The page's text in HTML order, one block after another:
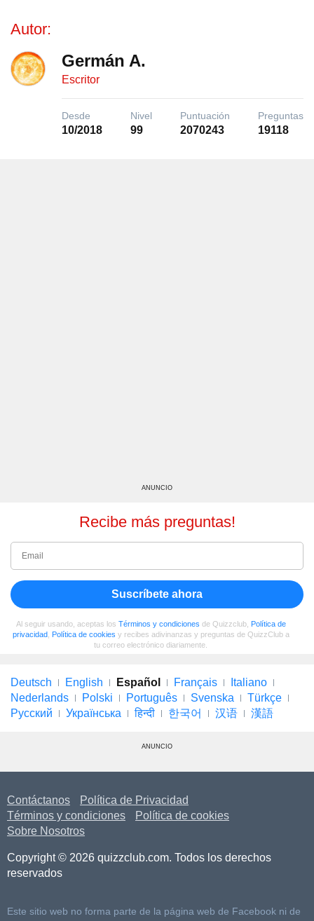
Autor:
Germán A.
Escritor
Desde
10/2018
Nivel
99
Puntuación
2070243
Preguntas
19118
ANUNCIO
Recibe más preguntas!
Suscríbete ahora
Al seguir usando, aceptas los Términos y condiciones de Quizzclub, Política de
privacidad, Política de cookies y recibes adivinanzas y preguntas de QuizzClub a
tu correo electrónico diariamente.
Deutsch English Español Français
Italiano
Nederlands
Polski Português Svenska
Türkçe
Русский
Українська हिन्दी 한국어 汉语 漢語
ANUNCIO
Contáctanos
Política de Privacidad
Términos y condiciones
Política de cookies
Sobre Nosotros
Copyright © 2026 quizzclub.com. Todos los derechos
reservados
Este sitio web no forma parte de la página web de Facebook ni de